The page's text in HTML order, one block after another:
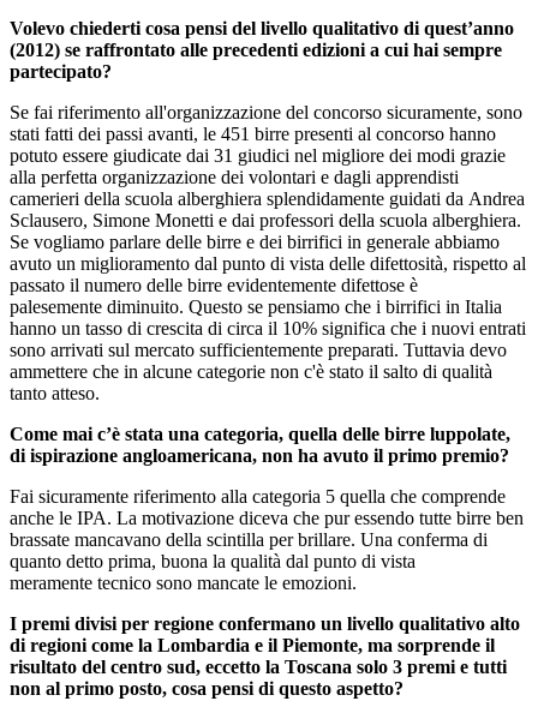
Volevo chiederti cosa pensi del livello qualitativo di quest’anno
(2012) se raffrontato alle precedenti edizioni a cui hai sempre
partecipato?
Se fai riferimento all'organizzazione del concorso sicuramente, sono
stati fatti dei passi avanti, le 451 birre presenti al concorso hanno
potuto essere giudicate dai 31 giudici nel migliore dei modi grazie
alla perfetta organizzazione dei volontari e dagli apprendisti
camerieri della scuola alberghiera splendidamente guidati da Andrea
Sclausero, Simone Monetti e dai professori della scuola alberghiera.
Se vogliamo parlare delle birre e dei birrifici in generale abbiamo
avuto un miglioramento dal punto di vista delle difettosità, rispetto al
passato il numero delle birre evidentemente difettose è
palesemente diminuito. Questo se pensiamo che i birrifici in Italia
hanno un tasso di crescita di circa il 10% significa che i nuovi entrati
sono arrivati sul mercato sufficientemente preparati. Tuttavia devo
ammettere che in alcune categorie non c'è stato il salto di qualità
tanto atteso.
Come mai c’è stata una categoria, quella delle birre luppolate,
di ispirazione angloamericana, non ha avuto il primo premio?
Fai sicuramente riferimento alla categoria 5 quella che comprende
anche le IPA. La motivazione diceva che pur essendo tutte birre ben
brassate mancavano della scintilla per brillare. Una conferma di
quanto detto prima, buona la qualità dal punto di vista
meramente tecnico sono mancate le emozioni.
I premi divisi per regione confermano un livello qualitativo alto
di regioni come la Lombardia e il Piemonte, ma sorprende il
risultato del centro sud, eccetto la Toscana solo 3 premi e tutti
non al primo posto, cosa pensi di questo aspetto?